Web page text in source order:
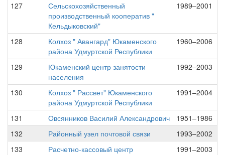
127
Сельскохозяйственный
производственный кооператив "
Кельдыковский"
1989–2001
128
Колхоз " Авангард" Юкаменского
района Удмуртской Республики
1960–2006
129
Юкаменский центр занятости
населения
1992–2003
130
Колхоз " Рассвет" Юкаменского
района Удмуртской Республики
1991–2004
131 Овсянников Василий Александрович
1951–1986
132
Районный узел почтовой связи
1993–2002
133
Расчетно-кассовый центр
1991–2003